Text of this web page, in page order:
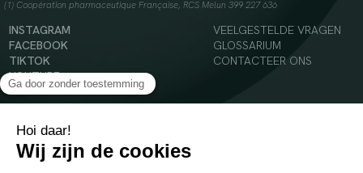
(1) Coopération pharmaceutique Française, RCS Melun 399 227 636
INSTAGRAM
FACEBOOK
TIKTOK
YOUTUBE
VEELGESTELDE VRAGEN
GLOSSARIUM
CONTACTEER ONS
© 2024 Oenobiol Paris